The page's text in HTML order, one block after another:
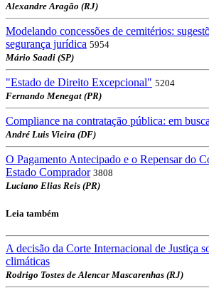
Alexandre Aragão (RJ)
Modelando concessões de cemitérios:
segurança jurídica 5954
Mário Saadi (SP)
"Estado de Direito Excepcional" 5204
Fernando Menegat (PR)
Compliance na contratação pública: em
André Luis Vieira (DF)
O Pagamento Antecipado e o Repensar do
Estado Comprador 3808
Luciano Elias Reis (PR)
Leia também
A decisão da Corte Internacional de Justiça
climáticas
Rodrigo Tostes de Alencar Mascarenhas (RJ)